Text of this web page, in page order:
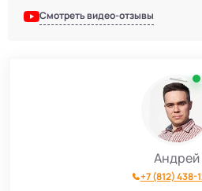
Смотреть видео-отзывы
Андрей
+7 (812) 438-